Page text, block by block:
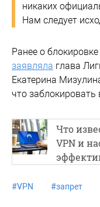
никаких
Нам следует
Ранее о
заявляла глава
Екатерина
что
Что
VPN и
#VPN #запрет